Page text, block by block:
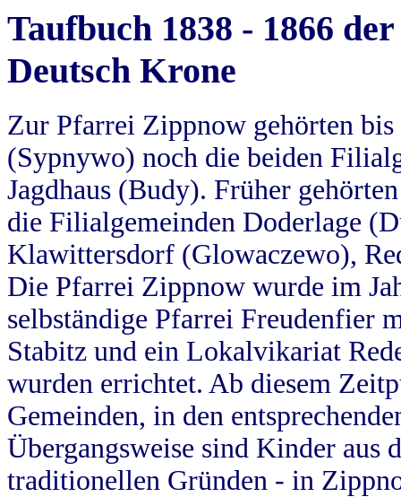
Taufbuch 1838 - 1866
Deutsch Krone
Zur Pfarrei Zippnow gehörten
(Sypnywo) noch die beiden
Jagdhaus (Budy). Früher
die Filialgemeinden Doderlage
Klawittersdorf (Glowaczewo),
Die Pfarrei Zippnow wurde im
selbständige Pfarrei Freudenfier
Stabitz und ein Lokalvikariat
wurden errichtet. Ab diesem
Gemeinden, in den
Übergangsweise sind Kinder aus
traditionellen Gründen - in